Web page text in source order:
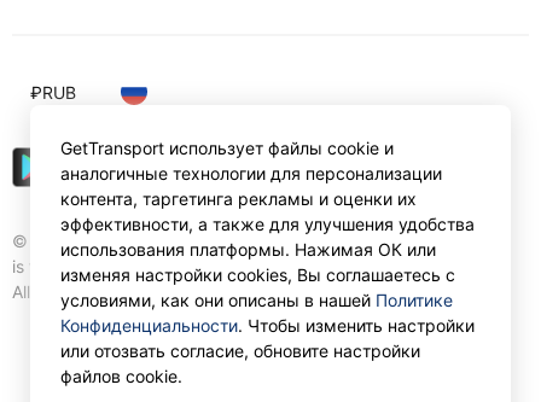
© Gettransport International Limited. GetTransport®
is trademark of Gettransport International Limited.
All rights reserved.
₽RUB
GetTransport использует файлы cookie и
аналогичные технологии для персонализации
контента, таргетинга рекламы и оценки их
эффективности, а также для улучшения удобства
использования платформы. Нажимая ОК или
изменяя настройки cookies, Вы соглашаетесь с
условиями, как они описаны в нашей Политике
Конфиденциальности. Чтобы изменить настройки
или отозвать согласие, обновите настройки
файлов cookie.